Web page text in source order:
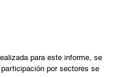
para este informe, se
por sectores se